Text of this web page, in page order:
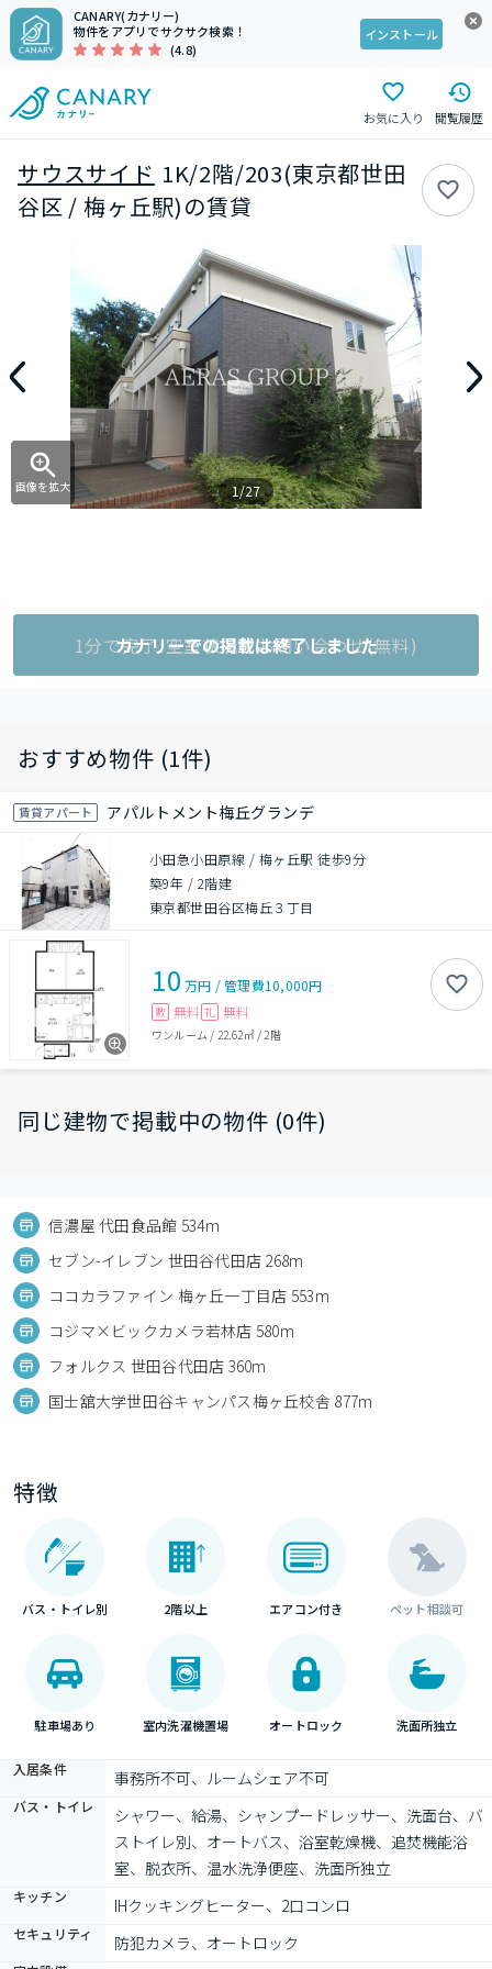
CANARY(カナリー)
物件をアプリでサクサク検索！
(4.8)
インストール
お気に入り 閲覧履歴
サウスサイド 1K/2階/203(東京都世田
谷区 / 梅ヶ丘駅)の賃貸
画像を拡大 1/27
1分で完了!空室状況をお問い合わせ(無料)
カナリーでの掲載は終了しました
おすすめ物件 (1件)
賃貸アパート アパルトメント梅丘グランデ
小田急小田原線 / 梅ヶ丘駅 徒歩9分
築9年 / 2階建
東京都世田谷区梅丘３丁目
10 万円 /管理費10,000円
敷 無料 礼 無料
ワンルーム / 22.62㎡/ 2階
同じ建物で掲載中の物件 (0件)
信濃屋 代田食品館 534m
セブン-イレブン 世田谷代田店 268m
ココカラファイン 梅ヶ丘一丁目店 553m
コジマ×ビックカメラ若林店 580m
フォルクス 世田谷代田店 360m
国士舘大学世田谷キャンパス梅ヶ丘校舎 877m
特徴
バス・トイレ別 2階以上 エアコン付き ペット相談可
駐車場あり 室内洗濯機置場 オートロック 洗面所独立
入居条件 事務所不可、ルームシェア不可
バス・トイレ
シャワー、給湯、シャンプードレッサー、洗面台、バ
ストイレ別、オートバス、浴室乾燥機、追焚機能浴
室、脱衣所、温水洗浄便座、洗面所独立
キッチン IHクッキングヒーター、2口コンロ
セキュリティ 防犯カメラ、オートロック